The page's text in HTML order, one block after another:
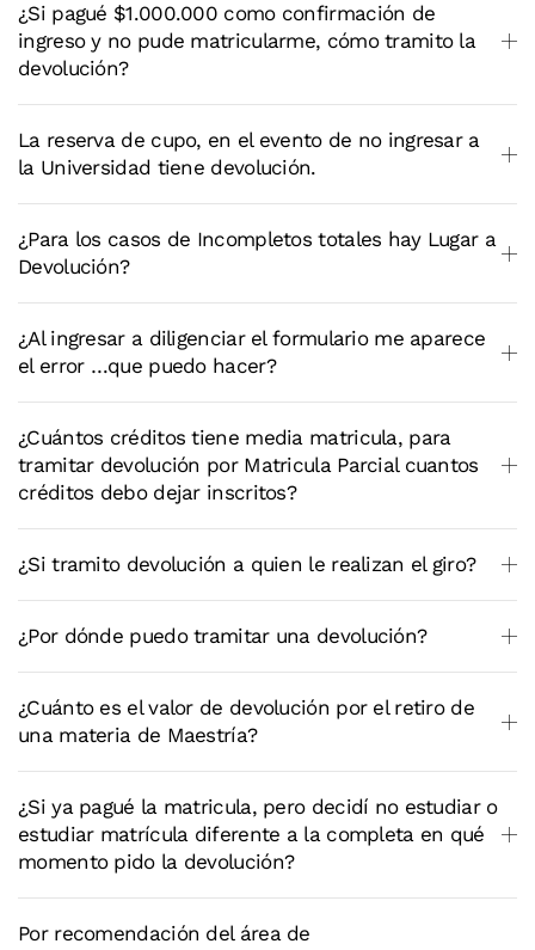
¿Si pagué $1.000.000 como confirmación de
ingreso y no pude matricularme, cómo tramito la
devolución?
La reserva de cupo, en el evento de no ingresar a
la Universidad tiene devolución.
¿Para los casos de Incompletos totales hay Lugar a
Devolución?
¿Al ingresar a diligenciar el formulario me aparece
el error …que puedo hacer?
¿Cuántos créditos tiene media matricula, para
tramitar devolución por Matricula Parcial cuantos
créditos debo dejar inscritos?
¿Si tramito devolución a quien le realizan el giro?
¿Por dónde puedo tramitar una devolución?
¿Cuánto es el valor de devolución por el retiro de
una materia de Maestría?
¿Si ya pagué la matricula, pero decidí no estudiar o
estudiar matrícula diferente a la completa en qué
momento pido la devolución?
Por recomendación del área de